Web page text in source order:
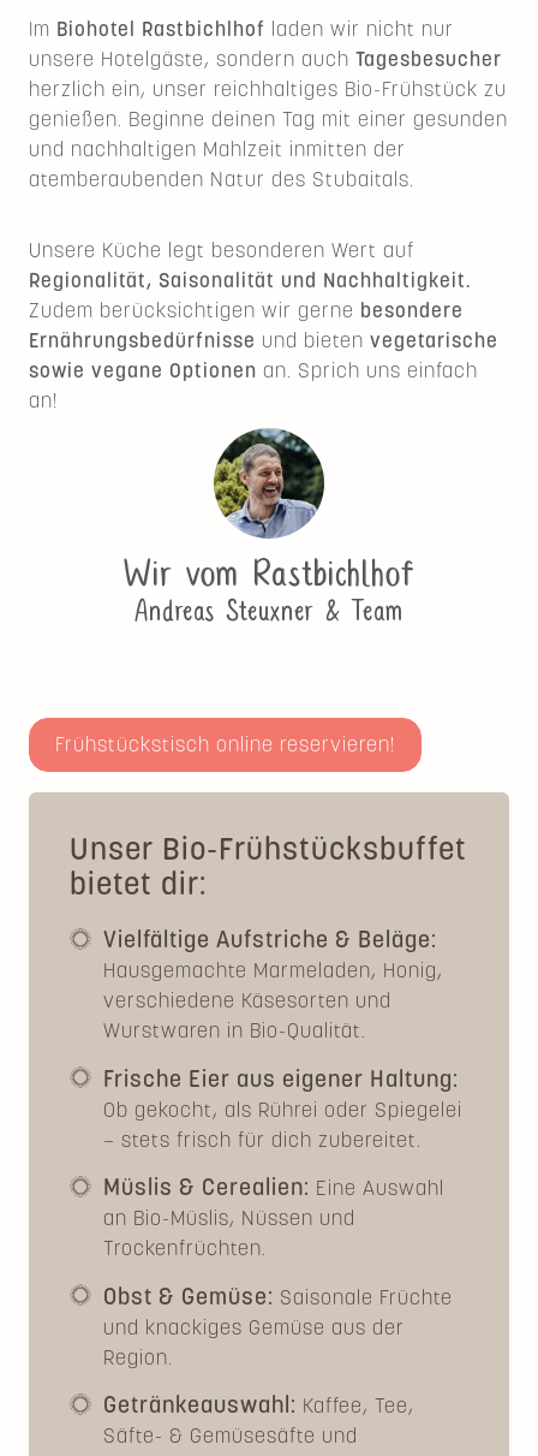
Im Biohotel Rastbichlhof laden wir nicht nur
unsere Hotelgäste, sondern auchTagesbesucher
herzlich ein, unser reichhaltiges Bio-Frühstück zu
genießen. Beginne deinen Tag mit einer gesunden
und nachhaltigen Mahlzeit inmitten der
atemberaubenden Natur des Stubaitals.
Unsere Küche legt besonderen Wert auf
Regionalität, Saisonalität und Nachhaltigkeit.
Zudem berücksichtigen wir gerne besondere
Ernährungsbedürfnisse und bietenvegetarische
sowie vegane Optionen an. Sprich uns einfach
an!
Wir vom Rastbichlhof
Andreas Steuxner & Team
Frühstückstisch online reservieren!
Unser Bio-Frühstücksbuffet
bietet dir:
Vielfältige Aufstriche & Beläge:
Hausgemachte Marmeladen, Honig,
verschiedene Käsesorten und
Wurstwaren in Bio-Qualität.
Frische Eier aus eigener Haltung:
Ob gekocht, als Rührei oder Spiegelei
– stets frisch für dich zubereitet.
Müslis & Cerealien: Eine Auswahl
an Bio-Müslis, Nüssen und
Trockenfrüchten.
Obst & Gemüse: Saisonale Früchte
und knackiges Gemüse aus der
Region.
Getränkeauswahl: Kaffee, Tee,
Säfte- & Gemüsesäfte und